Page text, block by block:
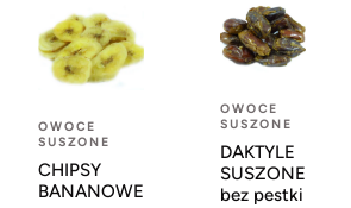
OWOCE
SUSZONE
CHIPSY
BANANOWE
OWOCE
SUSZONE
DAKTYLE
SUSZONE
bez pestki